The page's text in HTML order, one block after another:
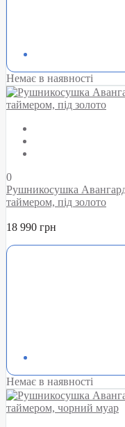
Немає в наявності
0
Рушникосушка
таймером, під золото
18 990 грн
Немає в наявності